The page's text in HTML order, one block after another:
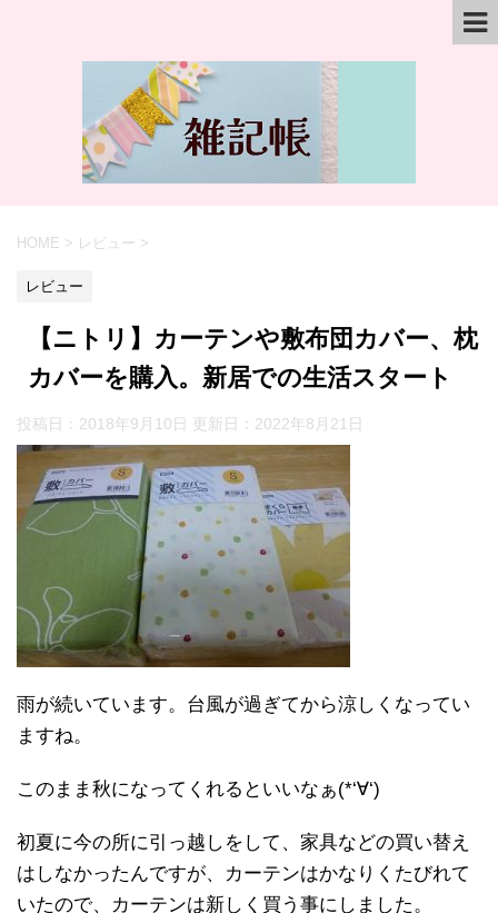
HOME > レビュー >
レビュー
【ニトリ】カーテンや敷布団カバー、枕
カバーを購入。新居での生活スタート
投稿日：2018年9月10日 更新日： 2022年8月21日
雨が続いています。台風が過ぎてから涼しくなってい
ますね。
このまま秋になってくれるといいなぁ(*‘∀‘)
初夏に今の所に引っ越しをして、家具などの買い替え
はしなかったんですが、カーテンはかなりくたびれて
いたので、カーテンは新しく買う事にしました。